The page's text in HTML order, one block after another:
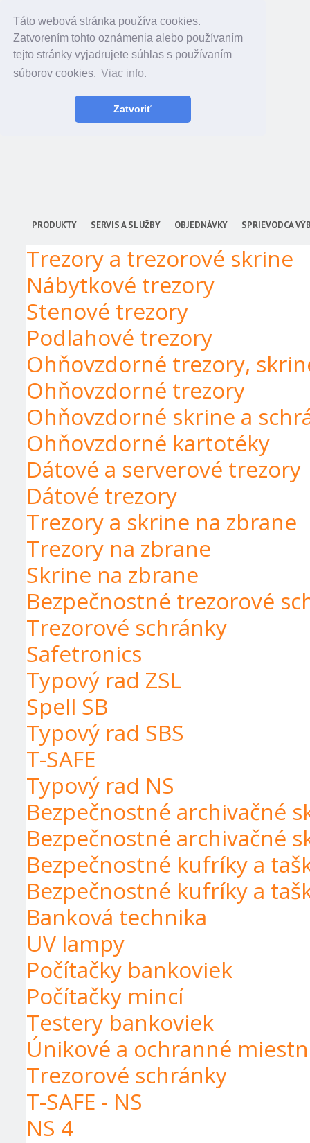
Táto webová stránka používa cookies.
Zatvorením tohto oznámenia alebo používaním
tejto stránky vyjadrujete súhlas s používaním
súborov cookies. Viac info.
Zatvoriť
PRODUKTY SERVIS A SLUŽBY OBJEDNÁVKY SPRIEVODCA
Trezory a trezorové skrine
Nábytkové trezory
Stenové trezory
Podlahové trezory
Ohňovzdorné trezory,
Ohňovzdorné trezory
Ohňovzdorné skrine a
Ohňovzdorné kartotéky
Dátové a serverové trezory
Dátové trezory
Trezory a skrine na zbrane
Trezory na zbrane
Skrine na zbrane
Bezpečnostné trezorové
Trezorové schránky
Safetronics
Typový rad ZSL
Spell SB
Typový rad SBS
T-SAFE
Typový rad NS
Bezpečnostné archivačné
Bezpečnostné archivačné
Bezpečnostné kufríky a
Bezpečnostné kufríky a
Banková technika
UV lampy
Počítačky bankoviek
Počítačky mincí
Testery bankoviek
Únikové a ochranné
Trezorové schránky
T-SAFE - NS
NS 4